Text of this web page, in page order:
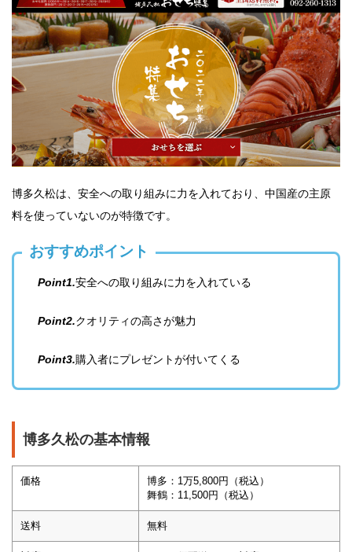
博多久松は、安全への取り組みに力を入れており、中国産の主原
料を使っていないのが特徴です。
おすすめポイント
Point1.安全への取り組みに力を入れている
Point2.クオリティの高さが魅力
Point3.購入者にプレゼントが付いてくる
博多久松の基本情報
価格
博多：1万5,800円（税込）
舞鶴：11,500円（税込）
送料 無料